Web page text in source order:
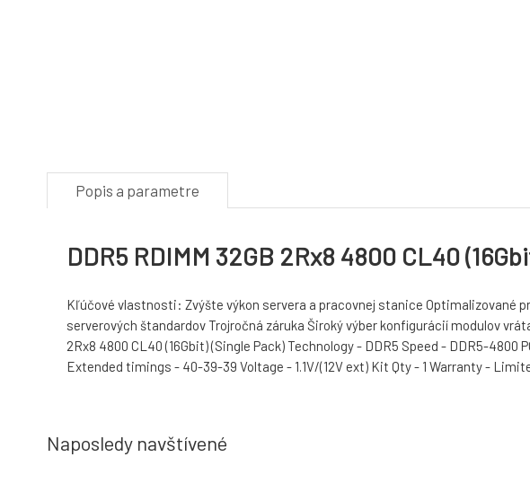
Popis a parametre
DDR5 RDIMM 32GB 2Rx8 4800 CL40
Kľúčové vlastnosti: Zvýšte výkon servera a pracovnej stanice Optimalizované
serverových štandardov Trojročná záruka Široký výber konfigurácií modulov
2Rx8 4800 CL40 (16Gbit) (Single Pack) Technology - DDR5 Speed - DDR5-
Extended timings - 40-39-39 Voltage - 1.1V/(12V ext) Kit Qty - 1 Warranty -
Naposledy navštívené